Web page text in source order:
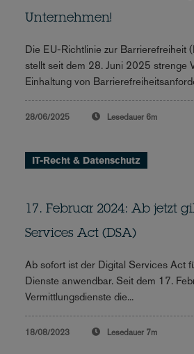
Unternehmen!
Die EU-Richtlinie zur Barrierefreiheit
stellt seit dem 28. Juni 2025 strenge
Einhaltung von
28/06/2025 Lesedauer 6m
IT-Recht & Datenschutz
17. Februar 2024: Ab jetzt
Services Act (DSA)
Ab sofort ist der Digital Services Act
Dienste anwendbar. Seit dem 17.
Vermittlungsdienste die...
18/08/2023 Lesedauer 7m